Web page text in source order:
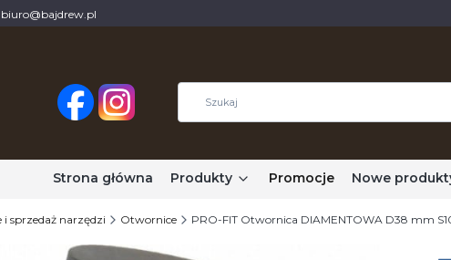
biuro@bajdrew.pl
Strona główna Produkty Promocje Nowe
sprzedaż narzędzi Otwornice PRO-FIT Otwornica DIAMENTOWA D38 mm